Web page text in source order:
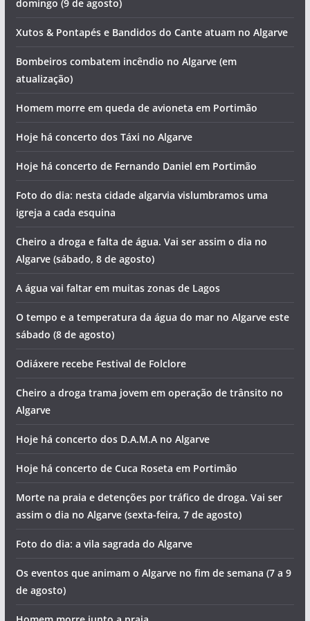
domingo (9 de agosto)
Xutos & Pontapés e Bandidos do Cante atuam no Algarve
Bombeiros combatem incêndio no Algarve (em
atualização)
Homem morre em queda de avioneta em Portimão
Hoje há concerto dos Táxi no Algarve
Hoje há concerto de Fernando Daniel em Portimão
Foto do dia: nesta cidade algarvia vislumbramos uma
igreja a cada esquina
Cheiro a droga e falta de água. Vai ser assim o dia no
Algarve (sábado, 8 de agosto)
A água vai faltar em muitas zonas de Lagos
O tempo e a temperatura da água do mar no Algarve este
sábado (8 de agosto)
Odiáxere recebe Festival de Folclore
Cheiro a droga trama jovem em operação de trânsito no
Algarve
Hoje há concerto dos D.A.M.A no Algarve
Hoje há concerto de Cuca Roseta em Portimão
Morte na praia e detenções por tráfico de droga. Vai ser
assim o dia no Algarve (sexta-feira, 7 de agosto)
Foto do dia: a vila sagrada do Algarve
Os eventos que animam o Algarve no fim de semana (7 a 9
de agosto)